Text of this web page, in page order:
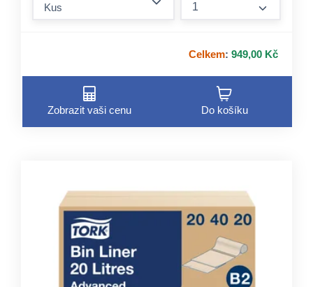
Celkem: 949,00 Kč
Zobrazit vaši cenu Do košíku